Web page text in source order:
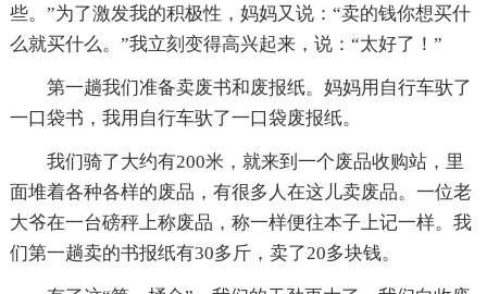
些。”为了激发我的积极性，妈妈又说：“卖的钱你想买什
么就买什么。”我立刻变得高兴起来，说：“太好了！”
第一趟我们准备卖废书和废报纸。妈妈用自行车驮了
一口袋书，我用自行车驮了一口袋废报纸。
我们骑了大约有200米，就来到一个废品收购站，里
面堆着各种各样的废品，有很多人在这儿卖废品。一位老
大爷在一台磅秤上称废品，称一样便往本子上记一样。我
们第一趟卖的书报纸有30多斤，卖了20多块钱。